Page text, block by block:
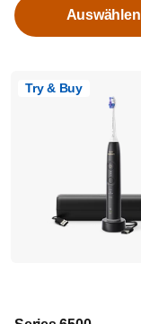
Auswählen
Try & Buy